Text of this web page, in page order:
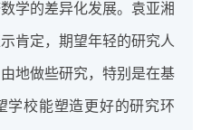
学的差异化发展。袁亚湘
肯定，期望年轻的研究人
地做些研究，特别是在基
学校能塑造更好的研究环